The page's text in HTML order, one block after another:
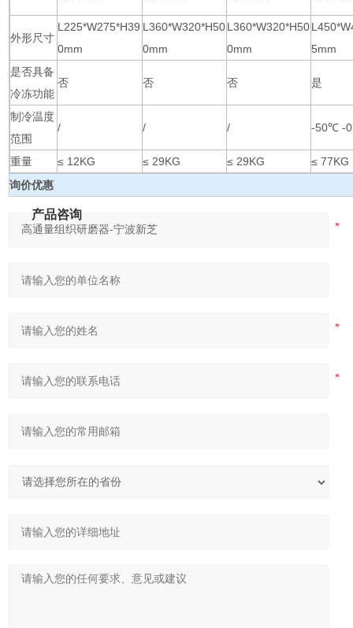
外形尺寸
L225*W275*H39
0mm
L360*W320*H50
0mm
L360*W320*H50
0mm
5mm
是否具备
冷冻功能
否 否 否 是
制冷温度
范围
/ / / -50℃ -
重量 ≤ 12KG ≤ 29KG ≤ 29KG
≤ 77KG
询价优惠
产品咨询